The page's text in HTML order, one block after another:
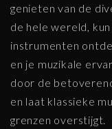
genieten van de
de hele wereld,
instrumenten
en je muzikale
door de
en laat klassieke
grenzen overstijgt.